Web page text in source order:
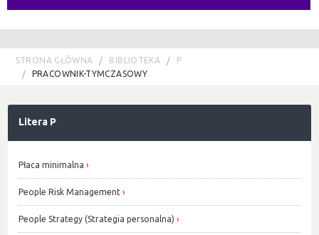
STRONA GŁÓWNA BIBLIOTEKA
P
PRACOWNIK-TYMCZASOWY
Litera P
Płaca minimalna
People Risk Management
People Strategy (Strategia personalna)